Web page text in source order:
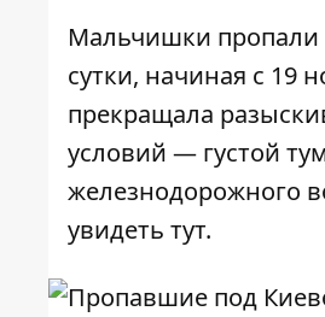
Мальчишки пропали
сутки, начиная с 19
прекращала
условий — густой
железнодорожного
увидеть тут.